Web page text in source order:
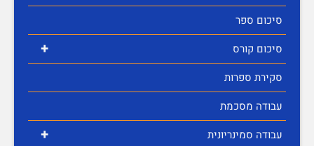
סיכום ספר
+
סיכום קורס
סקירת ספרות
עבודה מסכמת
+
עבודה סמינריונית